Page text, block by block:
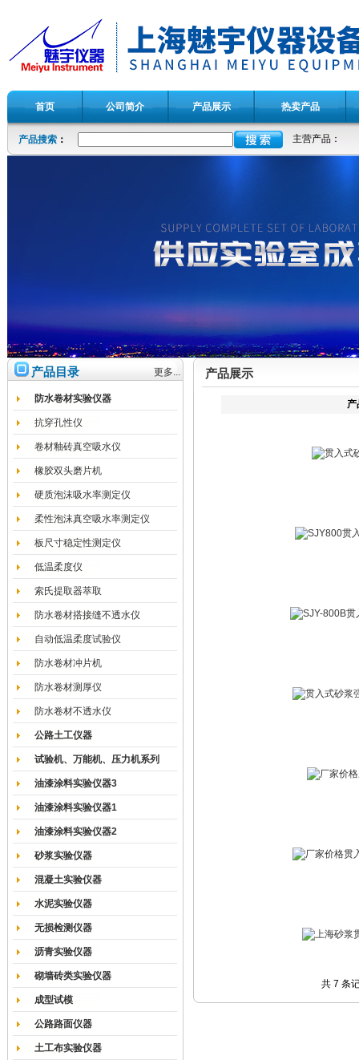
首页 公司简介 产品展示 热卖产品
产品搜索 ： 主营产品：
产品目录 更多...
防水卷材实验仪器
抗穿孔性仪
卷材釉砖真空吸水仪
橡胶双头磨片机
硬质泡沫吸水率测定仪
柔性泡沫真空吸水率测定仪
板尺寸稳定性测定仪
低温柔度仪
索氏提取器萃取
防水卷材搭接缝不透水仪
自动低温柔度试验仪
防水卷材冲片机
防水卷材测厚仪
防水卷材不透水仪
公路土工仪器
试验机、万能机、压力机系列
油漆涂料实验仪器3
油漆涂料实验仪器1
油漆涂料实验仪器2
砂浆实验仪器
混凝土实验仪器
水泥实验仪器
无损检测仪器
沥青实验仪器
砌墙砖类实验仪器
成型试模
公路路面仪器
土工布实验仪器
产品展示
产
共 7 条